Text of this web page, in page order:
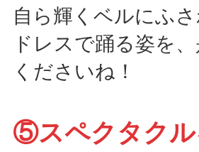
自ら輝くベルにふ
ドレスで踊る姿を
くださいね！
⑤スペクタクル